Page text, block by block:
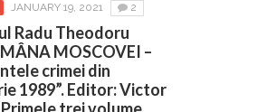
JANUARY 19, 2021 2
Radu Theodoru
MOSCOVEI –
crimei din
1989”. Editor: Victor